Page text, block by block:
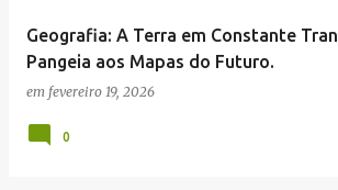
Geografia: A Terra em Constante
Pangeia aos Mapas do Futuro.
em fevereiro 19, 2026
0